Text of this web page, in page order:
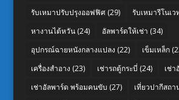
รับเหมาปรับปรุงออฟฟิศ(29) รับเหมารีโนเว
หางานไต้หวัน(24) อัลพาร์ดให้เช่า (34)
อุปกรณ์ฉายหนังกลางแปลง (22) เข็มเหล็ก
เครื่องสำอาง (23) เช่ารถตู้กระบี่ (24) เช่า
เช่าอัลพาร์ด พร้อมคนขับ (27) เที่ยวปากีสถา